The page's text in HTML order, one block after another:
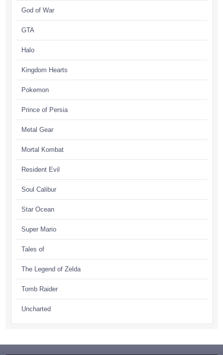
God of War
GTA
Halo
Kingdom Hearts
Pokemon
Prince of Persia
Metal Gear
Mortal Kombat
Resident Evil
Soul Calibur
Star Ocean
Super Mario
Tales of
The Legend of Zelda
Tomb Raider
Uncharted